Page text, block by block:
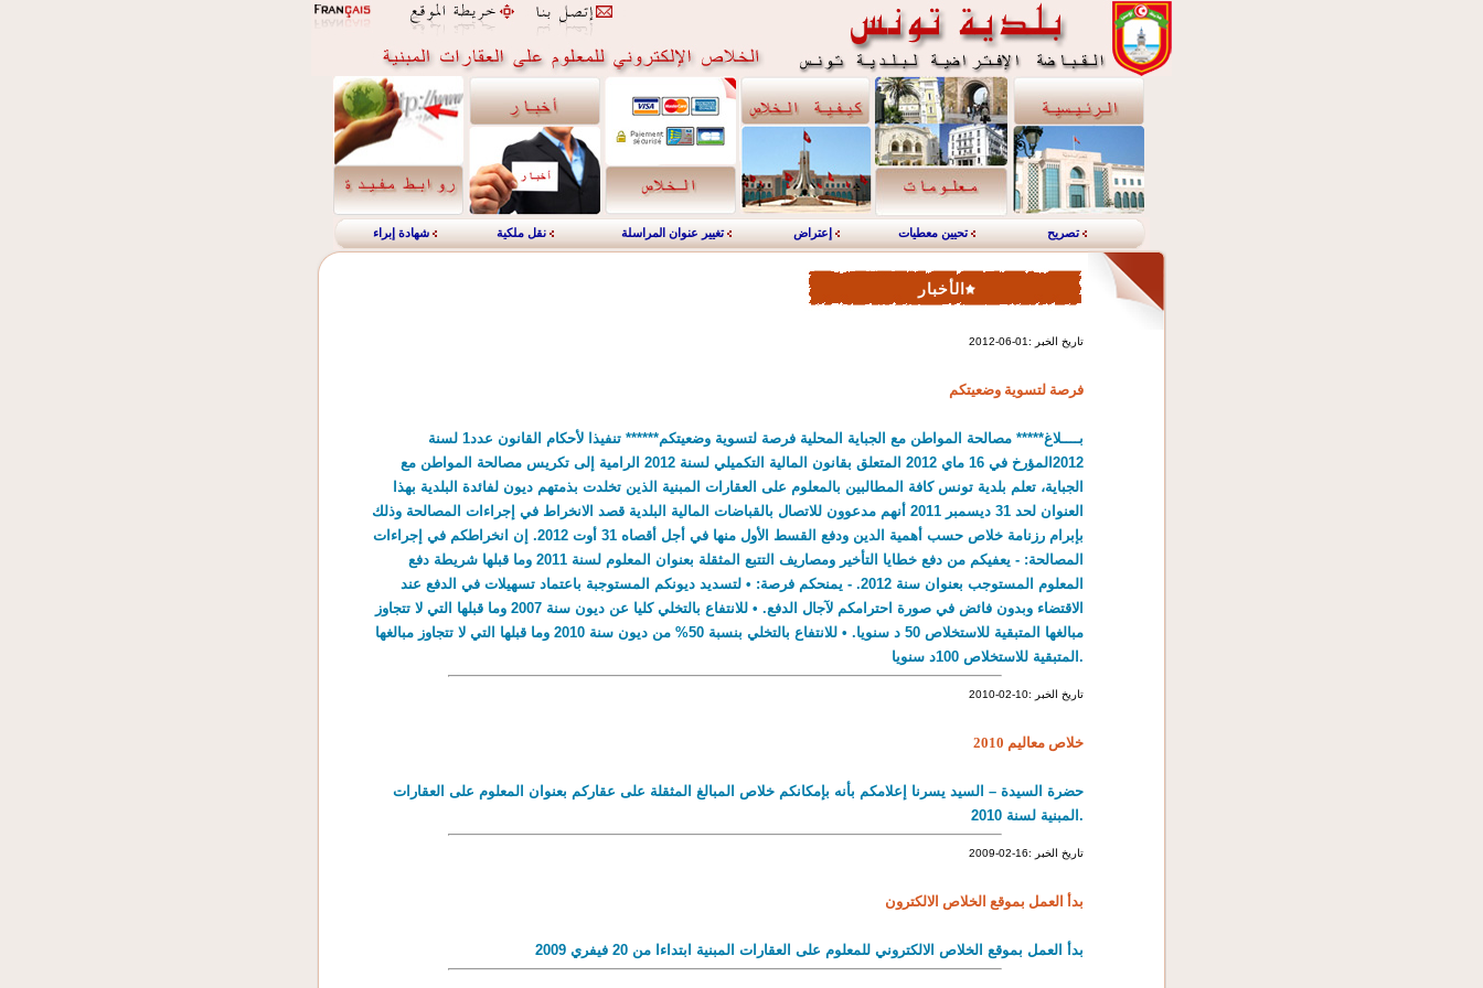
تصريح تحيين معطيات إعتراض تغيير عنوان المراسلة نقل ملكية شهادة إبراء
الأخبار
2012-06-01: تاريخ الخبر
فرصة لتسوية وضعيتكم
بــــلاغ***** مصالحة المواطن مع الجباية المحلية فرصة لتسوية وضعيتكم****** تنفيذا لأحكام القانون عدد1 لسنة
2012المؤرخ في 16 ماي 2012 المتعلق بقانون المالية التكميلي لسنة 2012 الرامية إلى تكريس مصالحة المواطن مع
الجباية، تعلم بلدية تونس كافة المطالبين بالمعلوم على العقارات المبنية الذين تخلدت بذمتهم ديون لفائدة البلدية بهذا
العنوان لحد 31 ديسمبر 2011 أنهم مدعوون للاتصال بالقباضات المالية البلدية قصد الانخراط في إجراءات المصالحة وذلك
بإبرام رزنامة خلاص حسب أهمية الدين ودفع القسط الأول منها في أجل أقصاه 31 أوت 2012. إن انخراطكم في إجراءات
المصالحة: - يعفيكم من دفع خطايا التأخير ومصاريف التتبع المثقلة بعنوان المعلوم لسنة 2011 وما قبلها شريطة دفع
المعلوم المستوجب بعنوان سنة 2012. - يمنحكم فرصة: • لتسديد ديونكم المستوجبة باعتماد تسهيلات في الدفع عند
الاقتضاء وبدون فائض في صورة احترامكم لآجال الدفع. • للانتفاع بالتخلي كليا عن ديون سنة 2007 وما قبلها التي لا تتجاوز
مبالغها المتبقية للاستخلاص 50 د سنويا. • للانتفاع بالتخلي بنسبة 50% من ديون سنة 2010 وما قبلها التي لا تتجاوز مبالغها
المتبقية للاستخلاص 100د سنويا.
2010-02-10: تاريخ الخبر
خلاص معاليم 2010
حضرة السيدة – السيد يسرنا إعلامكم بأنه بإمكانكم خلاص المبالغ المثقلة على عقاركم بعنوان المعلوم على العقارات
المبنية لسنة 2010.
2009-02-16: تاريخ الخبر
بدأ العمل بموقع الخلاص الالكترون
بدأ العمل بموقع الخلاص الالكتروني للمعلوم على العقارات المبنية ابتداءا من 20 فيفري 2009